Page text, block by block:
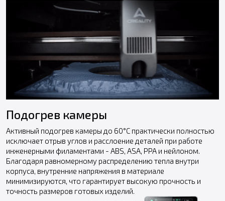
Подогрев камеры
Активный подогрев камеры до 60°C практически полностью
исключает отрыв углов и расслоение деталей при работе
инженерными филаментами - ABS, ASA, PPA и нейлоном.
Благодаря равномерному распределению тепла внутри
корпуса, внутренние напряжения в материале
минимизируются, что гарантирует высокую прочность и
точность размеров готовых изделий.